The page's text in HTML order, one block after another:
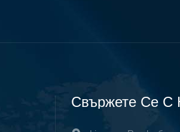
Свържете Се С